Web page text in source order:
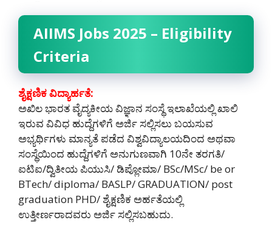
AIIMS Jobs 2025 – Eligibility
Criteria
ಶೈಕ್ಷಣಿಕ ವಿದ್ಯಾರ್ಹತೆ:
ಅಖಿಲ ಭಾರತ ವೈದ್ಯಕೀಯ ವಿಜ್ಞಾನ ಸಂಸ್ಥೆ ಇಲಾಖೆಯಲ್ಲಿ ಖಾಲಿ
ಇರುವ ವಿವಿಧ ಹುದ್ದೆಗಳಿಗೆ ಅರ್ಜಿ ಸಲ್ಲಿಸಲು ಬಯಸುವ
ಅಭ್ಯರ್ಥಿಗಳು ಮಾನ್ಯತೆ ಪಡೆದ ವಿಶ್ವವಿದ್ಯಾಲಯದಿಂದ ಅಥವಾ
ಸಂಸ್ಥೆಯಿಂದ ಹುದ್ದೆಗಳಿಗೆ ಅನುಗುಣವಾಗಿ 10ನೇ ತರಗತಿ/
ಐಟಿಐ/ದ್ವಿತೀಯ ಪಿಯುಸಿ/ ಡಿಪ್ಲೋಮಾ/ BSc/MSc/ be or
BTech/ diploma/ BASLP/ GRADUATION/ post
graduation PHD/ ಶೈಕ್ಷಣಿಕ ಅರ್ಹತೆಯಲ್ಲಿ
ಉತ್ತೀರ್ಣರಾದವರು ಅರ್ಜಿ ಸಲ್ಲಿಸಬಹುದು.